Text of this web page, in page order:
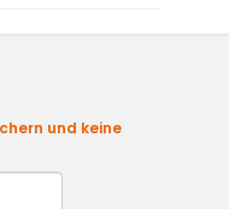
und keine